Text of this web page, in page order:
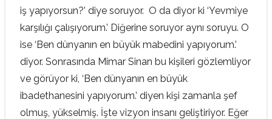
iş yapıyorsun?’ diye soruyor. O da diyor ki ‘Yevmiye
karşılığı çalışıyorum.’ Diğerine soruyor aynı soruyu. O
ise ‘Ben dünyanın en büyük mabedini yapıyorum.’
diyor. Sonrasında Mimar Sinan bu kişileri gözlemliyor
ve görüyor ki, ‘Ben dünyanın en büyük
ibadethanesini yapıyorum.’ diyen kişi zamanla şef
olmuş, yükselmiş. İşte vizyon insanı geliştiriyor. Eğer